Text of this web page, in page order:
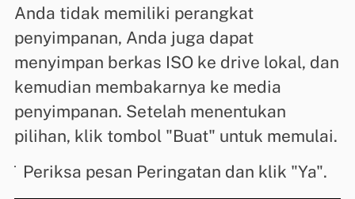
Anda tidak memiliki perangkat
penyimpanan, Anda juga dapat
menyimpan berkas ISO ke drive lokal, dan
kemudian membakarnya ke media
penyimpanan. Setelah menentukan
pilihan, klik tombol "Buat" untuk memulai.
Periksa pesan Peringatan dan klik "Ya".